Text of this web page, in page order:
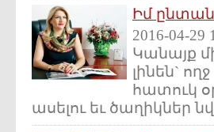
Իմ
2016-04-29
Կանայք
լինեն`
հատուկ
ասելու եւ ծաղիկներ